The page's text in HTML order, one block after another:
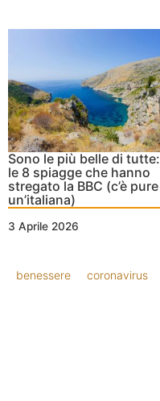
Sono le più belle di tutte:
le 8 spiagge che hanno
stregato la BBC (c’è pure
un’italiana)
3 Aprile 2026
benessere coronavirus